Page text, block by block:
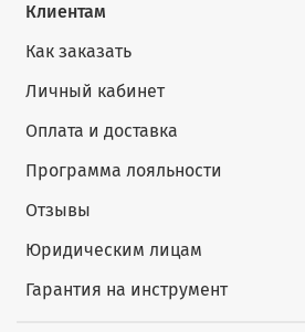
Клиентам
Как заказать
Личный кабинет
Оплата и доставка
Программа лояльности
Отзывы
Юридическим лицам
Гарантия на инструмент